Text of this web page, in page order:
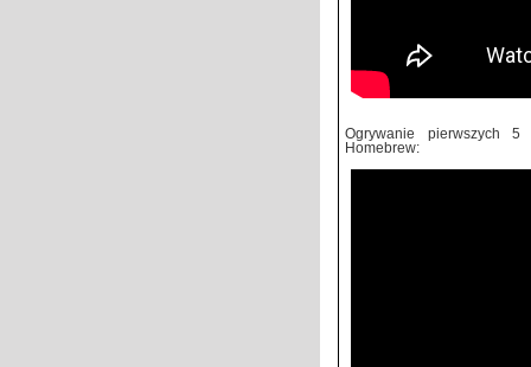
Ogrywanie pierwszych
Homebrew: